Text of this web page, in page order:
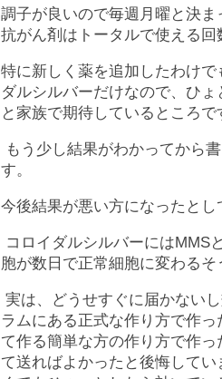
調子が良いので毎週月曜と決ま
抗がん剤はトータルで使える回
特に新しく薬を追加したわけ
ダルシルバーだけなので、ひ
と家族で期待しているところで
もう少し結果がわかってから
す。
今後結果が悪い方になったとし
コロイダルシルバーにはMMS
胞が数日で正常細胞に変わるそ
実は、どうせすぐに届かない
ラムにある正式な作り方で作
て作る簡単な方の作り方で作
て送ればよかったと後悔して